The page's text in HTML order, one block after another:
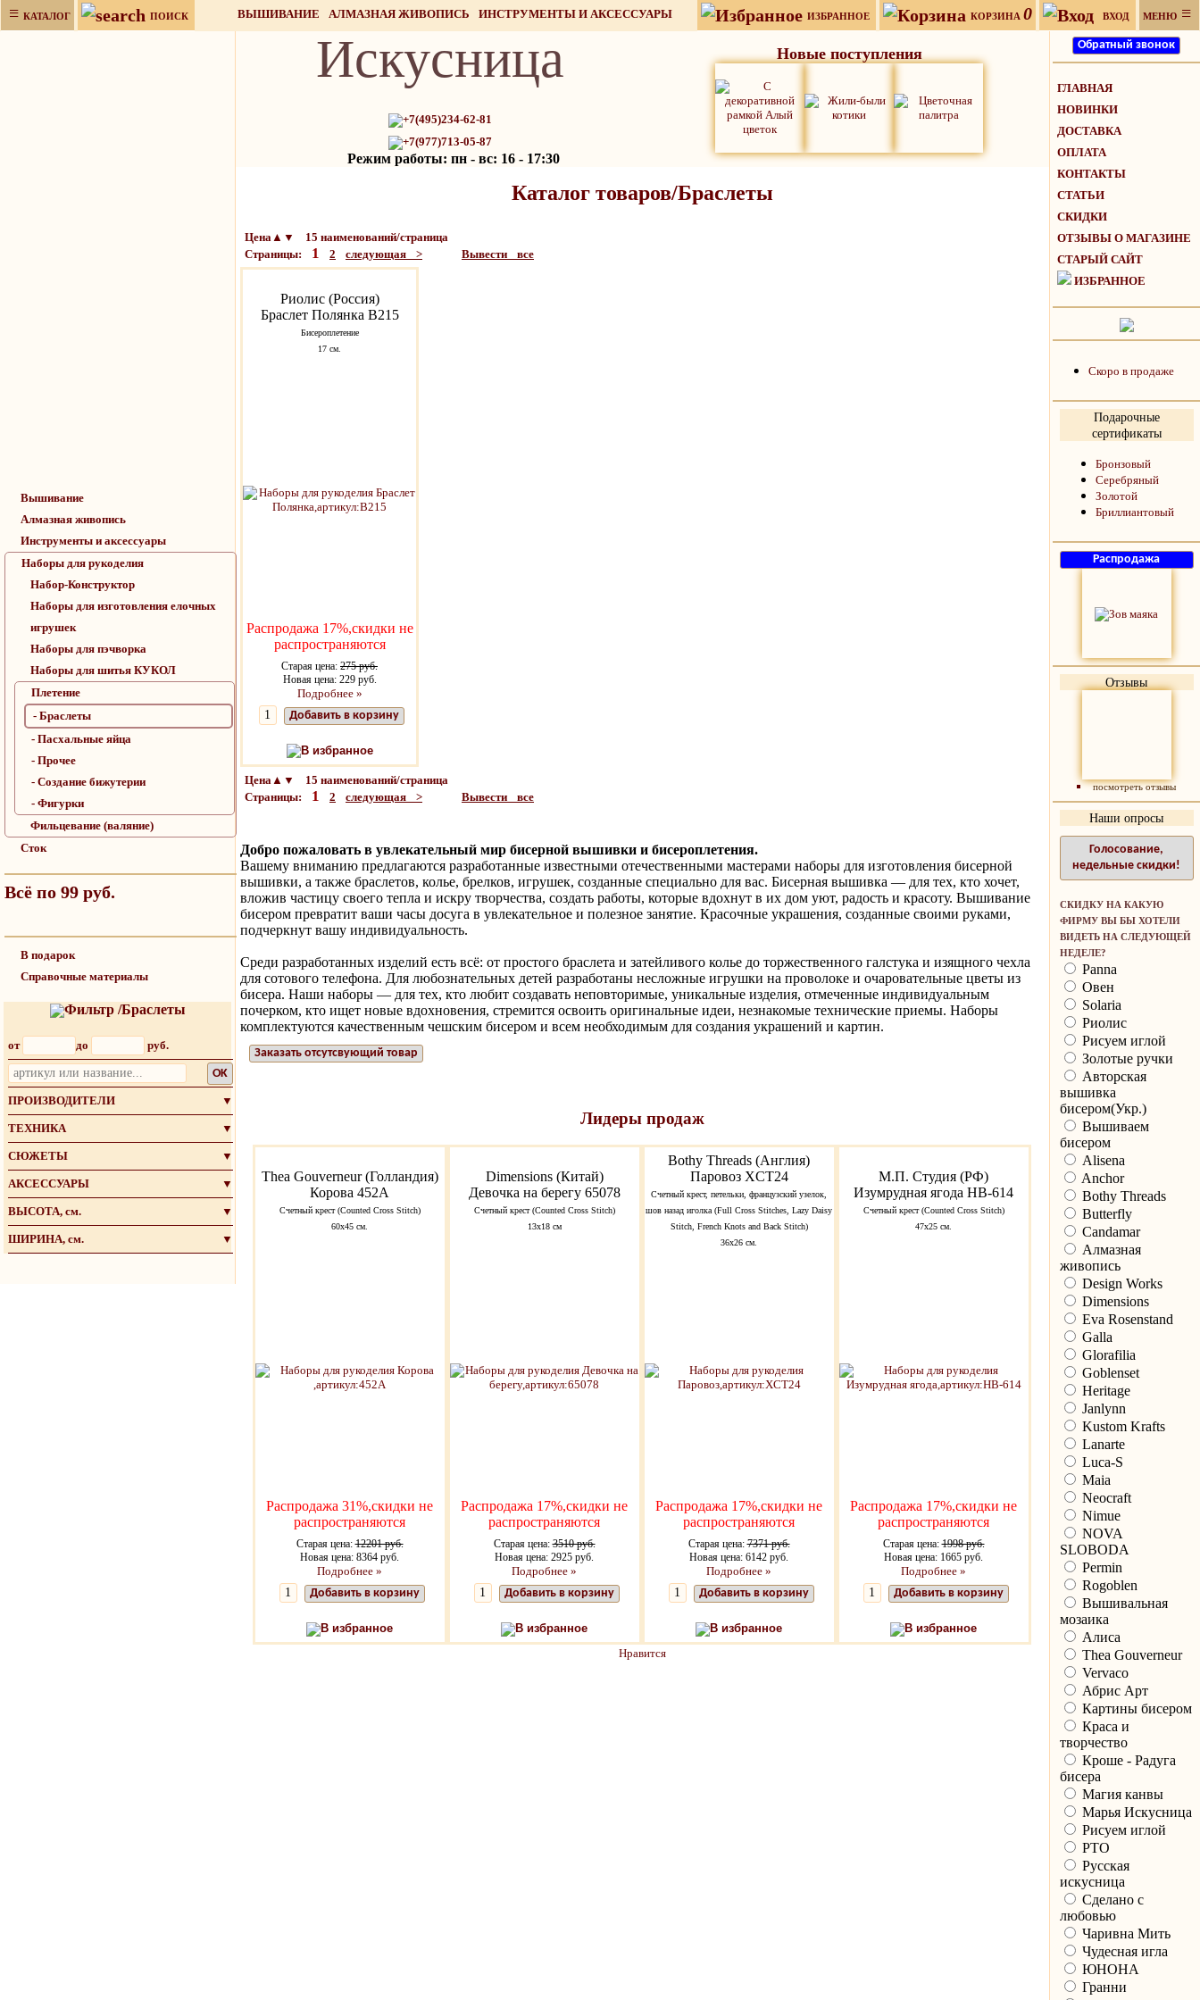
≡ КАТАЛОГ ПОИСК ВЫШИВАНИЕ АЛМАЗНАЯ ЖИВОПИСЬ
ИНСТРУМЕНТЫ И АКСЕССУАРЫ
НАБОРЫ ДЛЯ РУКОДЕЛИЯ
ИЗБРАННОЕ КОРЗИНА 0 ВХОД МЕНЮ ≡
Вышивание
Алмазная живопись
Инструменты и аксессуары
Наборы для рукоделия
Набор-Конструктор
Наборы для изготовления елочных
игрушек
Наборы для пэчворка
Наборы для шитья КУКОЛ
Плетение
- Браслеты
- Пасхальные яйца
- Прочее
- Создание бижутерии
- Фигурки
Фильцевание (валяние)
Сток
Всё по 99 руб.
В подарок
Справочные материалы
Фильтр /Браслеты
от до руб.
OK
ПРОИЗВОДИТЕЛИ
▼
ТЕХНИКА ▼
СЮЖЕТЫ ▼
АКСЕССУАРЫ ▼
ВЫСОТА, см. ▼
ШИРИНА, см. ▼
Искусница
+7(495)234-62-81
+7(977)713-05-87
Режим работы: пн - вс: 16 - 17:30
Новые поступления
Каталог товаров/Браслеты
Цена▲▼ 15 наименований/страница
Страницы: 1 2 следующая > Вывести все
Риолис (Россия)
Браслет Полянка В215
Бисероплетение
17 см.
Распродажа 17%,скидки не
распространяются
Старая цена: 275 руб.
Новая цена: 229 руб.
Подробнее »
Добавить в корзину
В избранное
Цена▲▼ 15 наименований/страница
Страницы: 1 2 следующая > Вывести все
Добро пожаловать в увлекательный мир бисерной вышивки и бисероплетения.
Вашему вниманию предлагаются разработанные известными отечественными мастерами наборы для изготовления бисерной
вышивки, а также браслетов, колье, брелков, игрушек, созданные специально для вас. Бисерная вышивка — для тех, кто хочет,
вложив частицу своего тепла и искру творчества, создать работы, которые вдохнут в их дом уют, радость и красоту. Вышивание
бисером превратит ваши часы досуга в увлекательное и полезное занятие. Красочные украшения, созданные своими руками,
подчеркнут вашу индивидуальность.
Среди разработанных изделий есть всё: от простого браслета и затейливого колье до торжественного галстука и изящного чехла
для сотового телефона. Для любознательных детей разработаны несложные игрушки на проволоке и очаровательные цветы из
бисера. Наши наборы — для тех, кто любит создавать неповторимые, уникальные изделия, отмеченные индивидуальным
почерком, кто ищет новые вдохновения, стремится освоить оригинальные идеи, незнакомые технические приемы. Наборы
комплектуются качественным чешским бисером и всем необходимым для создания украшений и картин.
Заказать отсутсвующий товар
Лидеры продаж
Thea Gouverneur (Голландия)
Корова 452A
Счетный крест (Counted Cross Stitch)
60х45 см.
Распродажа 31%,скидки не
распространяются
Старая цена:12201 руб.
Новая цена: 8364 руб.
Подробнее »
Добавить в корзину
В избранное
Dimensions (Китай)
Девочка на берегу 65078
Счетный крест (Counted Cross Stitch)
13x18 см
Распродажа 17%,скидки не
распространяются
Старая цена:3510 руб.
Новая цена: 2925 руб.
Подробнее »
Добавить в корзину
В избранное
Bothy Threads (Англия)
Паровоз XCT24
Счетный крест, петельки, французский узелок,
шов назад иголка (Full Cross Stitches, Lazy Daisy
Stitch, French Knots and Back Stitch)
36х26 см.
Распродажа 17%,скидки не
распространяются
Старая цена:7371 руб.
Новая цена: 6142 руб.
Подробнее »
Добавить в корзину
В избранное
М.П. Студия (РФ)
Изумрудная ягода НВ-614
Счетный крест (Counted Cross Stitch)
47х25 см.
Распродажа 17%,скидки не
распространяются
Старая цена:1998 руб.
Новая цена: 1665 руб.
Подробнее »
Добавить в корзину
В избранное
Нравится
ГЛАВНАЯ
НОВИНКИ
ДОСТАВКА
ОПЛАТА
КОНТАКТЫ
СТАТЬИ
СКИДКИ
ОТЗЫВЫ О МАГАЗИНЕ
СТАРЫЙ САЙТ
ИЗБРАННОЕ
Скоро в продаже
Подарочные
сертификаты
Бронзовый
Серебряный
Золотой
Бриллиантовый
Отзывы
посмотреть отзывы
Наши опросы
Голосование,
недельные скидки!
СКИДКУ НА КАКУЮ
ФИРМУ ВЫ БЫ ХОТЕЛИ
ВИДЕТЬ НА СЛЕДУЮЩЕЙ
НЕДЕЛЕ?
Panna
Овен
Solaria
Риолис
Рисуем иглой
Золотые ручки
Авторская
вышивка
бисером(Укр.)
Вышиваем
бисером
Alisena
Anchor
Bothy Threads
Butterfly
Candamar
Алмазная
живопись
Design Works
Dimensions
Eva Rosenstand
Galla
Glorafilia
Goblenset
Heritage
Janlynn
Kustom Krafts
Lanarte
Luca-S
Maia
Neocraft
Nimue
NOVA
SLOBODA
Permin
Rogoblen
Вышивальная
мозаика
Алиса
Thea Gouverneur
Vervaco
Абрис Арт
Картины бисером
Краса и
творчество
Кроше - Радуга
бисера
Магия канвы
Марья Искусница
Рисуем иглой
РТО
Русская
искусница
Сделано с
любовью
Чаривна Мить
Чудесная игла
ЮНОНА
Гранни